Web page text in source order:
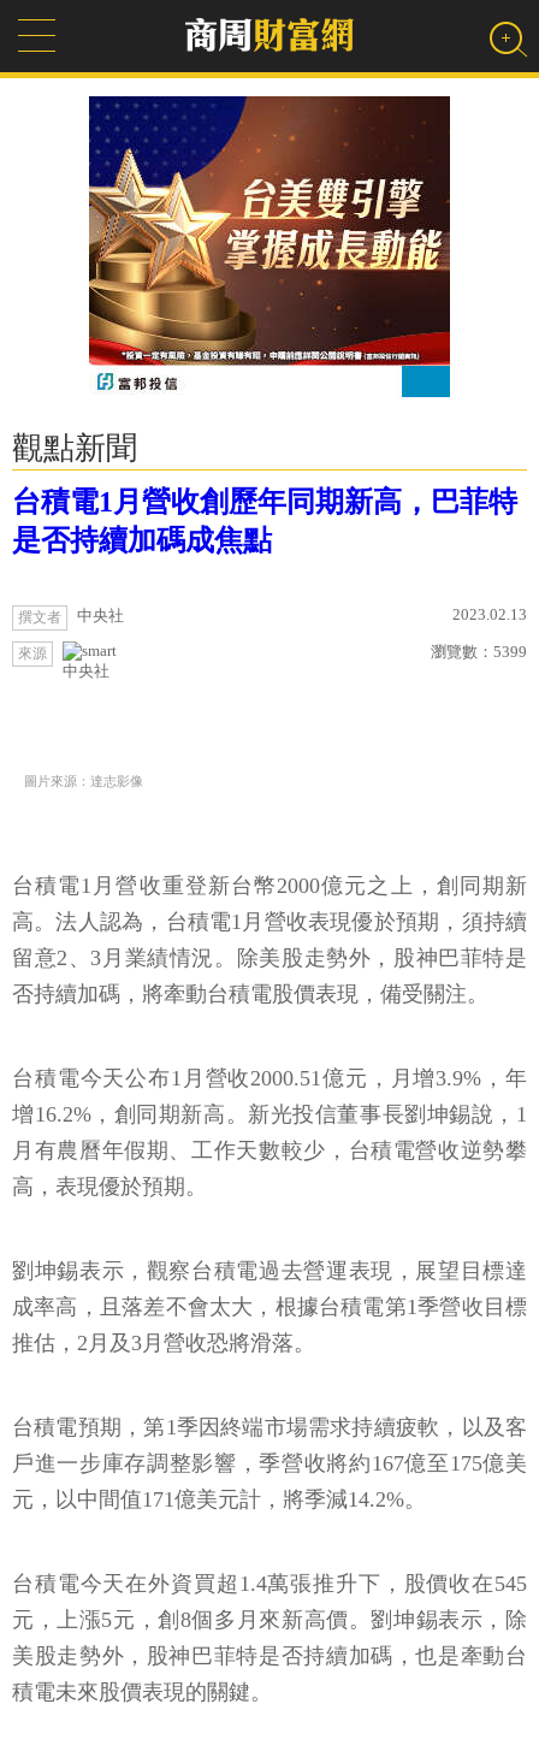
觀點新聞
台積電1月營收創歷年同期新高，巴菲特
是否持續加碼成焦點
撰文者 中央社 2023.02.13
來源
中央社
瀏覽數： 5399
圖片來源：達志影像
台積電1月營收重登新台幣2000億元之上，創同期新
高。法人認為，台積電1月營收表現優於預期，須持續
留意2、3月業績情況。除美股走勢外，股神巴菲特是
否持續加碼，將牽動台積電股價表現，備受關注。
台積電今天公布1月營收2000.51億元，月增3.9%，年
增16.2%，創同期新高。新光投信董事長劉坤錫說，1
月有農曆年假期、工作天數較少，台積電營收逆勢攀
高，表現優於預期。
劉坤錫表示，觀察台積電過去營運表現，展望目標達
成率高，且落差不會太大，根據台積電第1季營收目標
推估，2月及3月營收恐將滑落。
台積電預期，第1季因終端市場需求持續疲軟，以及客
戶進一步庫存調整影響，季營收將約167億至175億美
元，以中間值171億美元計，將季減14.2%。
台積電今天在外資買超1.4萬張推升下，股價收在545
元，上漲5元，創8個多月來新高價。劉坤錫表示，除
美股走勢外，股神巴菲特是否持續加碼，也是牽動台
積電未來股價表現的關鍵。